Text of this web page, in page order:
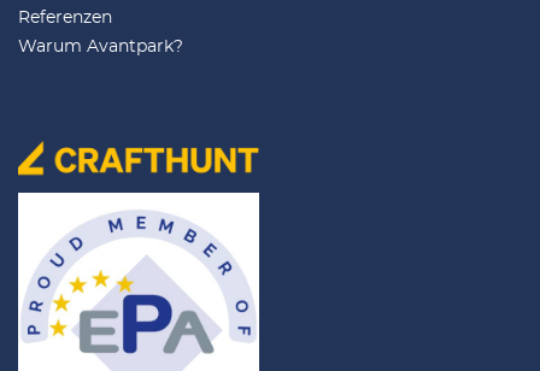
Referenzen
Warum Avantpark?